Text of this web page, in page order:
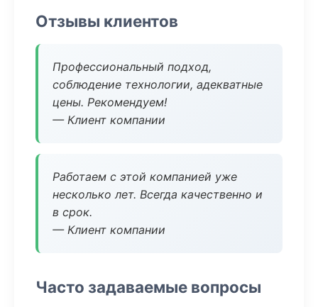
Отзывы клиентов
Профессиональный подход,
соблюдение технологии, адекватные
цены. Рекомендуем!
— Клиент компании
Работаем с этой компанией уже
несколько лет. Всегда качественно и
в срок.
— Клиент компании
Часто задаваемые вопросы